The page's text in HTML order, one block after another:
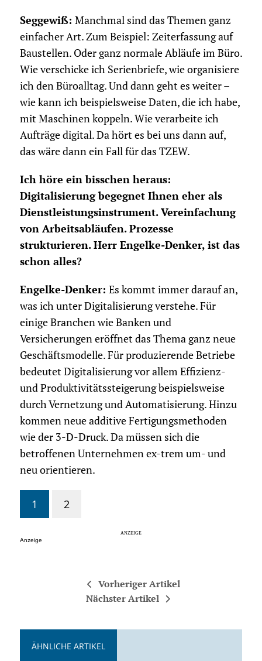
Seggewiß: Manchmal sind das Themen ganz
einfacher Art. Zum Beispiel: Zeiterfassung auf
Baustellen. Oder ganz normale Abläufe im Büro.
Wie verschicke ich Serienbriefe, wie organisiere
ich den Büroalltag. Und dann geht es weiter –
wie kann ich beispielsweise Daten, die ich habe,
mit Maschinen koppeln. Wie verarbeite ich
Aufträge digital. Da hört es bei uns dann auf,
das wäre dann ein Fall für das TZEW.
Ich höre ein bisschen heraus:
Digitalisierung begegnet Ihnen eher als
Dienstleistungsinstrument. Vereinfachung
von Arbeitsabläufen. Prozesse
strukturieren. Herr Engelke-Denker, ist das
schon alles?
Engelke-Denker: Es kommt immer darauf an,
was ich unter Digitalisierung verstehe. Für
einige Branchen wie Banken und
Versicherungen eröffnet das Thema ganz neue
Geschäftsmodelle. Für produzierende Betriebe
bedeutet Digitalisierung vor allem Effizienz-
und Produktivitätssteigerung beispielsweise
durch Vernetzung und Automatisierung. Hinzu
kommen neue additive Fertigungsmethoden
wie der 3-D-Druck. Da müssen sich die
betroffenen Unternehmen ex-trem um- und
neu orientieren.
1 2
Anzeige
Vorheriger Artikel
Nächster Artikel
ÄHNLICHE ARTIKEL